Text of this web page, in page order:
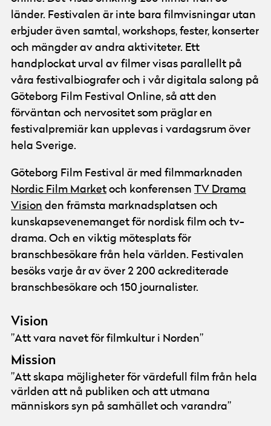
länder. Festivalen är inte bara filmvisningar utan
erbjuder även samtal, workshops, fester, konserter
och mängder av andra aktiviteter. Ett
handplockat urval av filmer visas parallellt på
våra festivalbiografer och i vår digitala salong på
Göteborg Film Festival Online, så att den
förväntan och nervositet som präglar en
festivalpremiär kan upplevas i vardagsrum över
hela Sverige.
Göteborg Film Festival är med filmmarknaden
Nordic Film Market och konferensen TV Drama
Vision den främsta marknadsplatsen och
kunskapsevenemanget för nordisk film och tv-
drama. Och en viktig mötesplats för
branschbesökare från hela världen. Festivalen
besöks varje år av över 2 200 ackrediterade
branschbesökare och 150 journalister.
Vision
”Att vara navet för filmkultur i Norden”
Mission
”Att skapa möjligheter för värdefull film från hela
världen att nå publiken och att utmana
människors syn på samhället och varandra”